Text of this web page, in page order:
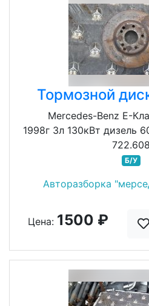
Тормозной
Mercedes-Benz E-
1998г 3л 130кВт дизель
722.608
Б/У
Авторазборка
Цена: 1500 ₽